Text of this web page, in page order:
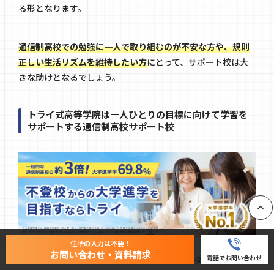
る形となります。
通信制高校での勉強に一人で取り組むのが不安な方や、規則
正しい生活リズムを維持したい方にとって、サポート校は大
きな助けとなるでしょう。
トライ式高等学院は一人ひとりの目標に向けて学習を
サポートする通信制高校サポート校
通信制高校で大学進学｜通信制高校・サポート校のトライ式高等
住所の入力は不要！
お問い合わせ・資料請求 電話でお問い合わせ